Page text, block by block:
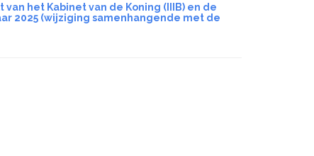
het Kabinet van de Koning (IIIB) en de
2025 (wijziging samenhangende met de